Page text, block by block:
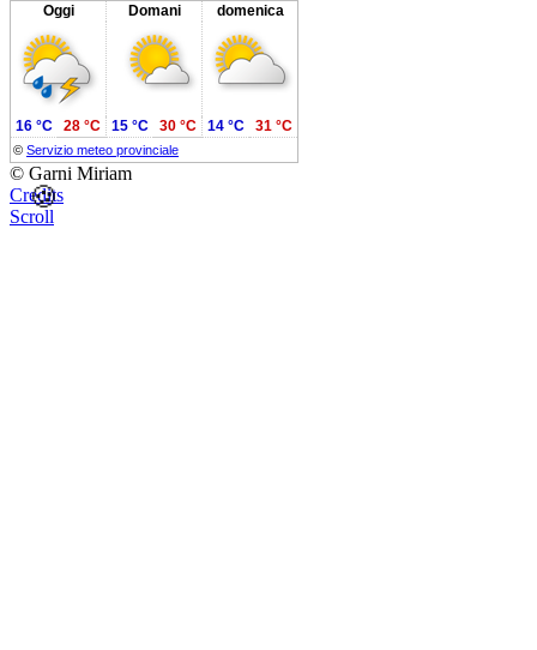
Oggi Domani domenica
© Servizio meteo provinciale
16 °C 28 °C 15 °C 30 °C 14 °C 31 °C
© Garni Miriam
Credits
Scroll
🍪